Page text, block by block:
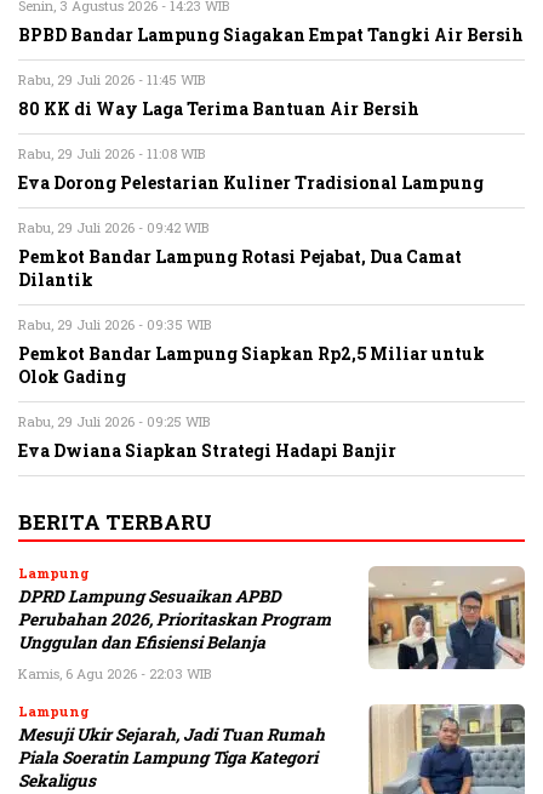
Senin, 3 Agustus 2026 - 14:23 WIB
BPBD Bandar Lampung Siagakan Empat Tangki Air Bersih
Rabu, 29 Juli 2026 - 11:45 WIB
80 KK di Way Laga Terima Bantuan Air Bersih
Rabu, 29 Juli 2026 - 11:08 WIB
Eva Dorong Pelestarian Kuliner Tradisional Lampung
Rabu, 29 Juli 2026 - 09:42 WIB
Pemkot Bandar Lampung Rotasi Pejabat, Dua Camat
Dilantik
Rabu, 29 Juli 2026 - 09:35 WIB
Pemkot Bandar Lampung Siapkan Rp2,5 Miliar untuk
Olok Gading
Rabu, 29 Juli 2026 - 09:25 WIB
Eva Dwiana Siapkan Strategi Hadapi Banjir
BERITA TERBARU
Lampung
DPRD Lampung Sesuaikan APBD
Perubahan 2026, Prioritaskan Program
Unggulan dan Efisiensi Belanja
Kamis, 6 Agu 2026 - 22:03 WIB
Lampung
Mesuji Ukir Sejarah, Jadi Tuan Rumah
Piala Soeratin Lampung Tiga Kategori
Sekaligus